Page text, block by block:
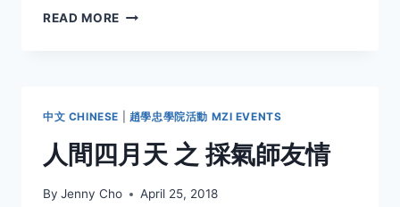
READ MORE
大
师
学
气
中文 CHINESE 趙學忠學院活動 MZI EVENTS
人間四月天 之 採氣師友情
By Jenny Cho April 25, 2018